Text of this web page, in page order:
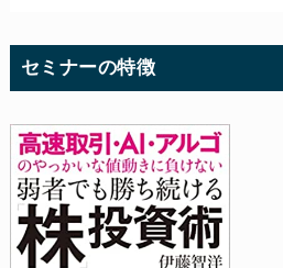
セミナーの特徴